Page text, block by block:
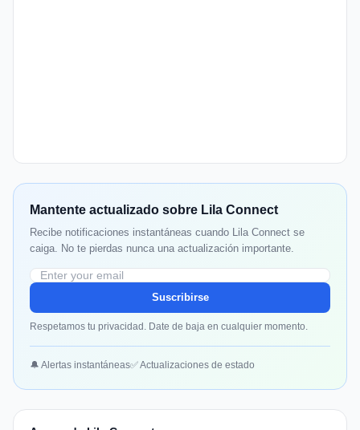
Mantente actualizado sobre Lila Connect
Recibe notificaciones instantáneas cuando Lila Connect se
caiga. No te pierdas nunca una actualización importante.
Suscribirse
Respetamos tu privacidad. Date de baja en cualquier momento.
🔔 Alertas instantáneas✅ Actualizaciones de estado